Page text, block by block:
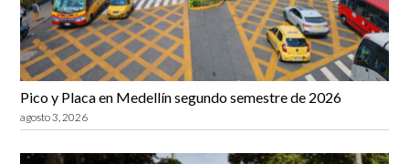
Pico y Placa en Medellín segundo semestre de 2026
agosto 3, 2026